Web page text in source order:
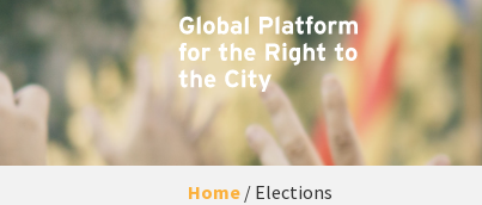
Home / Elections